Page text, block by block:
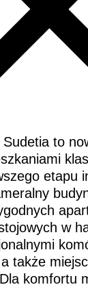
to
etapu
w
także
komfortu